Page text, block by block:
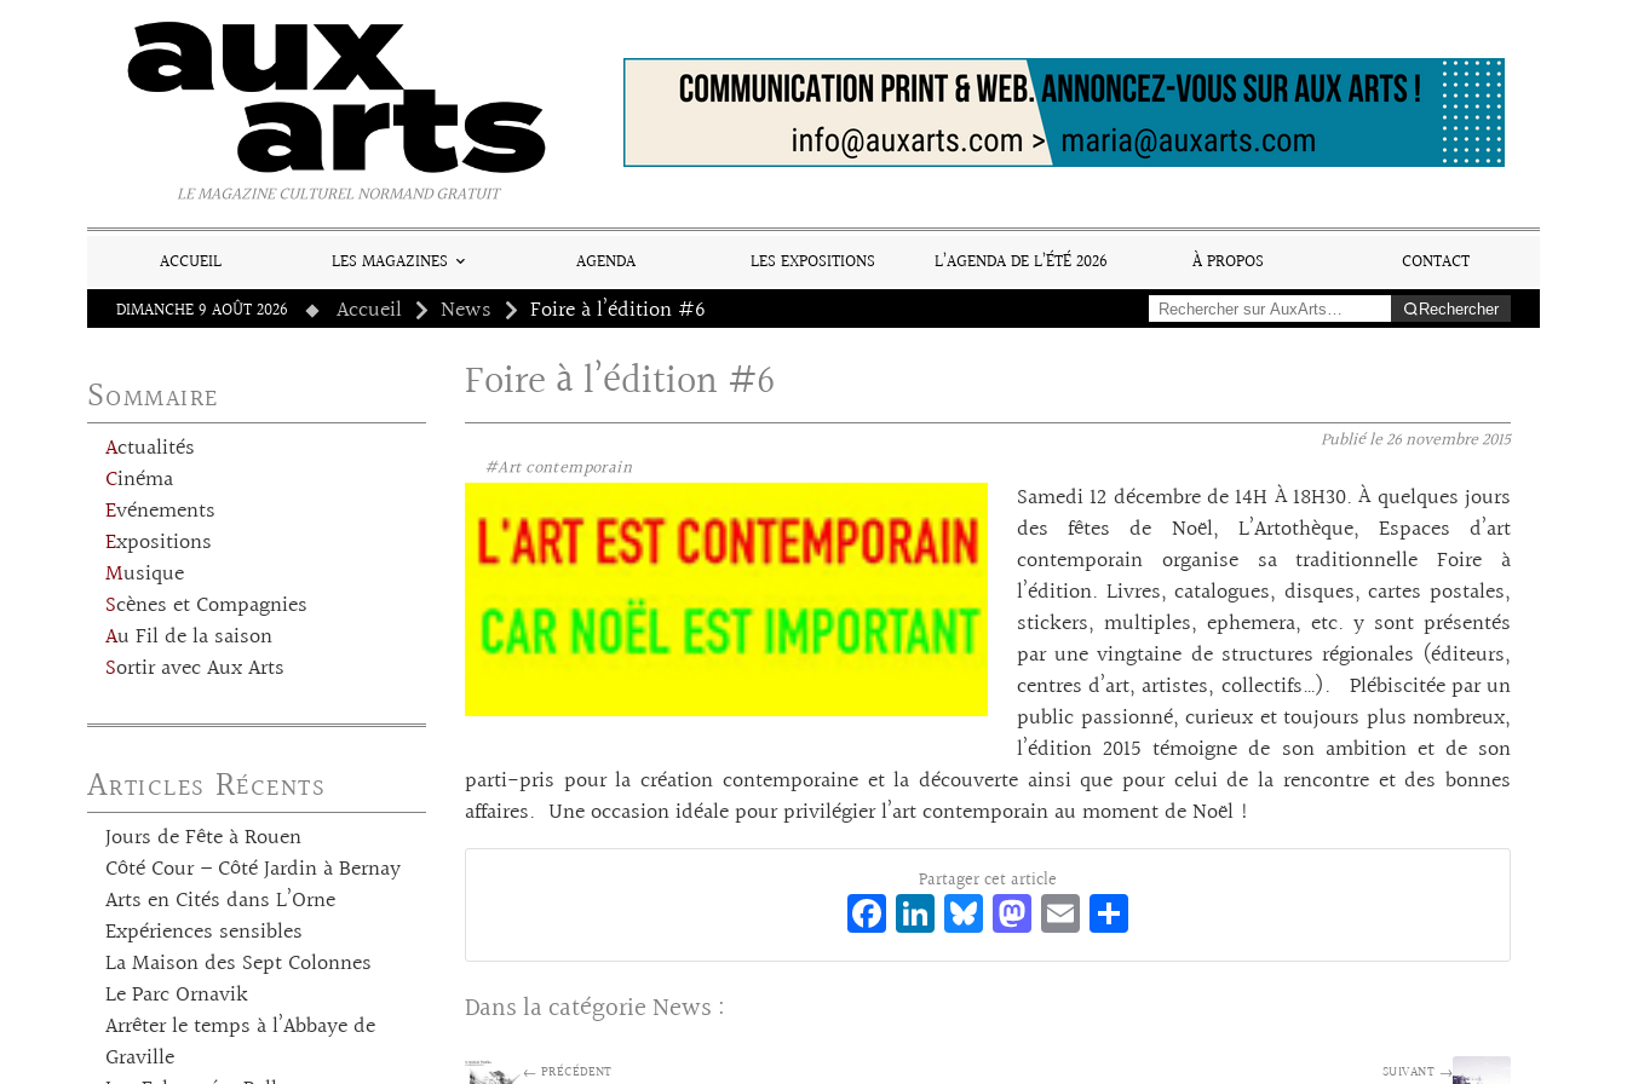
LE MAGAZINE CULTUREL NORMAND GRATUIT
ACCUEIL LES MAGAZINES AGENDA LES EXPOSITIONS L’AGENDA DE L’ÉTÉ 2026 À PROPOS
CONTACT
DIMANCHE 9 AOÛT 2026
Accueil News Foire à l’édition #6 Rechercher
Sommaire
Actualités
Cinéma
Evénements
Expositions
Musique
Scènes et Compagnies
Au Fil de la saison
Sortir avec Aux Arts
Articles Récents
Jours de Fête à Rouen
Côté Cour – Côté Jardin à Bernay
Arts en Cités dans L’Orne
Expériences sensibles
La Maison des Sept Colonnes
Le Parc Ornavik
Arrêter le temps à l’Abbaye de
Graville
Foire à l’édition #6
Publié le26 novembre 2015
#Art contemporain
Samedi 12 décembre de 14H À 18H30. À quelques jours
des fêtes de Noël, L’Artothèque, Espaces d’art
contemporain organise sa traditionnelle Foire à
l’édition. Livres, catalogues, disques, cartes postales,
stickers, multiples, ephemera, etc. y sont présentés
par une vingtaine de structures régionales (éditeurs,
centres d’art, artistes, collectifs…). Plébiscitée par un
public passionné, curieux et toujours plus nombreux,
l’édition 2015 témoigne de son ambition et de son
parti-pris pour la création contemporaine et la découverte ainsi que pour celui de la rencontre et des bonnes
affaires. Une occasion idéale pour privilégier l’art contemporain au moment de Noël !
Partager cet article
Fa
ce
Li
n
Bl
ue
M
as
E
m rt
Dans la catégorie News :
← PRÉCÉDENT SUIVANT →
Panneau de gestion des cookies